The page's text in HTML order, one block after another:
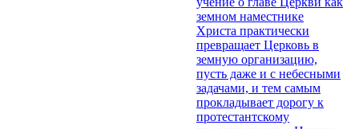
земном наместнике
Христа практически
превращает Церковь в
земную организацию,
пусть даже и с небесными
задачами, и тем самым
прокладывает дорогу к
протестантскому